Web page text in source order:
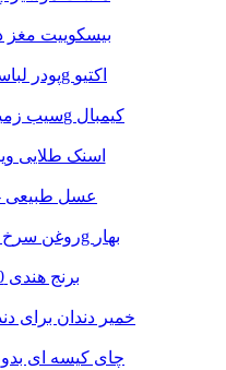
بیسکوییت مغز دار
پودر لباسشویی پلی واش 500g اکتیو
سیب زمینی نیمه سرخ شده 750g کیمبال
اسنک طلایی ویژه 50 گرمی
عسل طبیعی - 900 گرمی
روغن سرخ کردنی بدون پالم 1620g بهار
برنج هندی 10 کیلو گرمی پلو
خمیر دندان برای
چای کیسه ای بدون لفاف